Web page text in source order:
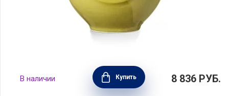
Бутылка для масла O'GREEN 750 мл,
керамика, Nuova Cer, Италия, 8851-VOL
В наличии Купить 8 836 РУБ.